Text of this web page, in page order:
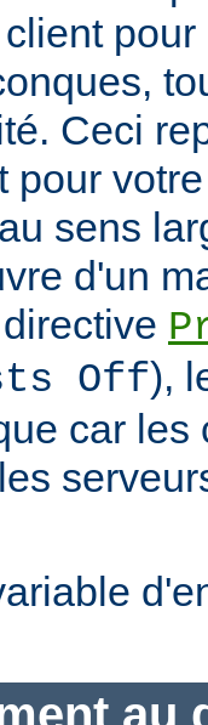
Ceci
pour
sens
d'un
Off),
car les
au